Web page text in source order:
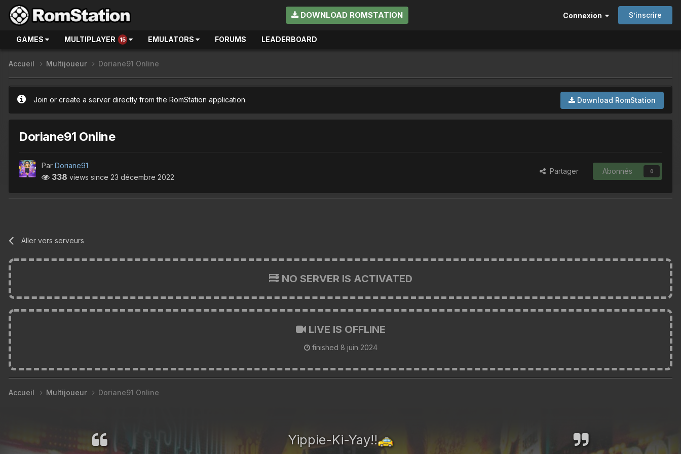
DOWNLOAD ROMSTATION Connexion S’inscrire
GAMES MULTIPLAYER 15 EMULATORS FORUMS LEADERBOARD
Accueil Multijoueur Doriane91 Online
Download RomStation
Join or create a server directly from the RomStation application.
Doriane91 Online
Par Doriane91
338 views since 23 décembre 2022
Partager Abonnés 0
Aller vers serveurs
NO SERVER IS ACTIVATED
LIVE IS OFFLINE
finished 8 juin 2024
Accueil Multijoueur Doriane91 Online
Yippie-Ki-Yay!!🚕